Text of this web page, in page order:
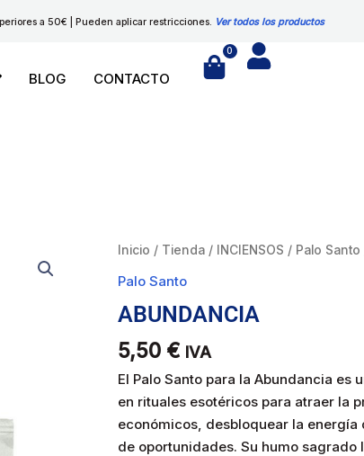
a 50€ | Pueden aplicar restricciones. Ver todos los productos
BLOG CONTACTO
0
Cart
Inicio / Tienda / INCIENSOS / Palo Santo
Palo Santo
ABUNDANCIA
5,50 € IVA
El Palo Santo para la Abundancia es
en rituales esotéricos para atraer la
económicos, desbloquear la
de oportunidades. Su humo
ABUNDANCIA
cantidad